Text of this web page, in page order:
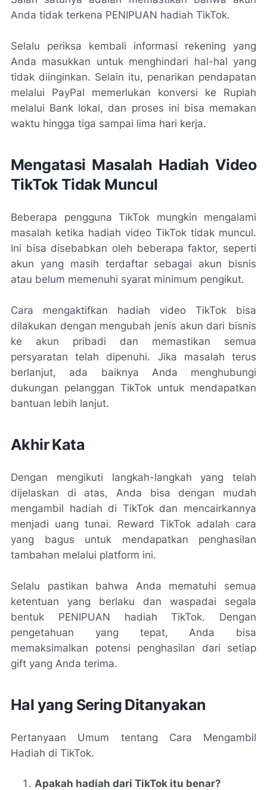
Anda tidak terkena PENIPUAN hadiah TikTok.
Selalu periksa kembali informasi rekening yang
Anda masukkan untuk menghindari hal-hal yang
tidak diinginkan. Selain itu, penarikan pendapatan
melalui PayPal memerlukan konversi ke Rupiah
melalui Bank lokal, dan proses ini bisa memakan
waktu hingga tiga sampai lima hari kerja.
Mengatasi Masalah Hadiah Video
TikTok Tidak Muncul
Beberapa pengguna TikTok mungkin mengalami
masalah ketika hadiah video TikTok tidak muncul.
Ini bisa disebabkan oleh beberapa faktor, seperti
akun yang masih terdaftar sebagai akun bisnis
atau belum memenuhi syarat minimum pengikut.
Cara mengaktifkan hadiah video TikTok bisa
dilakukan dengan mengubah jenis akun dari bisnis
ke akun pribadi dan memastikan semua
persyaratan telah dipenuhi. Jika masalah terus
berlanjut, ada baiknya Anda menghubungi
dukungan pelanggan TikTok untuk mendapatkan
bantuan lebih lanjut.
Akhir Kata
Dengan mengikuti langkah-langkah yang telah
dijelaskan di atas, Anda bisa dengan mudah
mengambil hadiah di TikTok dan mencairkannya
menjadi uang tunai. Reward TikTok adalah cara
yang bagus untuk mendapatkan penghasilan
tambahan melalui platform ini.
Selalu pastikan bahwa Anda mematuhi semua
ketentuan yang berlaku dan waspadai segala
bentuk PENIPUAN hadiah TikTok. Dengan
pengetahuan yang tepat, Anda bisa
memaksimalkan potensi penghasilan dari setiap
gift yang Anda terima.
Hal yang Sering Ditanyakan
Pertanyaan Umum tentang Cara Mengambil
Hadiah di TikTok.
Apakah hadiah dari TikTok itu benar?